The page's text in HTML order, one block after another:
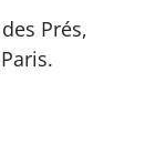
Prés,